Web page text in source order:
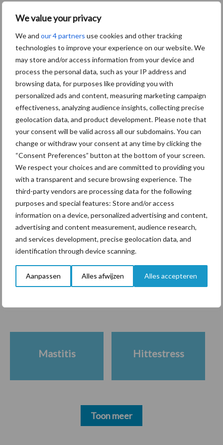
We value your privacy
We and our 4 partners use cookies and other tracking
technologies to improve your experience on our website. We
may store and/or access information from your device and
process the personal data, such as your IP address and
browsing data, for purposes like providing you with
personalized ads and content, measuring marketing campaign
effectiveness, analyzing audience insights, collecting precise
geolocation data, and product development. Please note that
your consent will be valid across all our subdomains. You can
change or withdraw your consent at any time by clicking the
“Consent Preferences” button at the bottom of your screen.
We respect your choices and are committed to providing you
with a transparent and secure browsing experience. The
third-party vendors are processing data for the following
purposes and special features: Store and/or access
information on a device, personalized advertising and content,
advertising and content measurement, audience research,
and services development, precise geolocation data, and
identification through device scanning.
Aanpassen Alles afwijzen Alles accepteren
geïnteresseerden kunnen terug te kijken via deze link.
Aanbevolen voor jou!
Grondstoffenmarkt blijft
grillig: droogte en
geopolitiek houden handel
in de greep
De speenhuid: een vaak
onderschatte risicofactor
voor mastitis
ForFarmers ziet volume en
marktaandeel groeien in
krimpende Nederlandse
markt
Themapagina's
Mastitis Hittestress
Toon meer